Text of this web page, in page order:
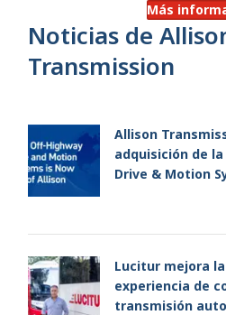
Más
Noticias de
Transmission
Allison
adquisición de
Drive & Motion
Lucitur mejora
experiencia de
transmisión